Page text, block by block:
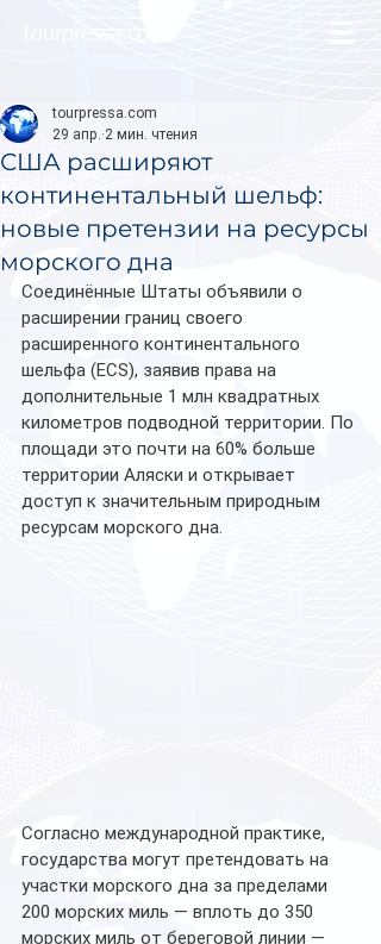
США расширяют
континентальный шельф:
новые претензии на ресурсы
морского дна
tourpressa.com
29 апр. 2 мин. чтения
Соединённые Штаты объявили о
расширении границ своего
расширенного континентального
шельфа (ECS), заявив права на
дополнительные 1 млн квадратных
километров подводной территории. По
площади это почти на 60% больше
территории Аляски и открывает
доступ к значительным природным
ресурсам морского дна.
Согласно международной практике,
государства могут претендовать на
участки морского дна за пределами
200 морских миль — вплоть до 350
морских миль от береговой линии —